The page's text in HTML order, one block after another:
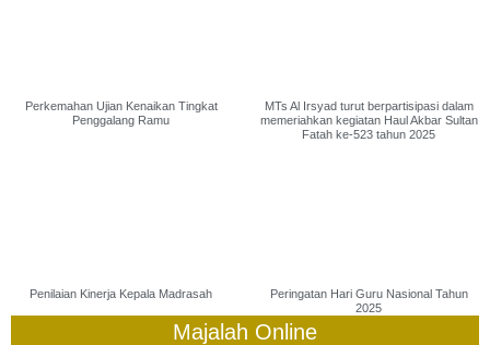
Perkemahan Ujian Kenaikan Tingkat
Penggalang Ramu
MTs Al Irsyad turut berpartisipasi dalam
memeriahkan kegiatan Haul Akbar Sultan
Fatah ke-523 tahun 2025
Penilaian Kinerja Kepala Madrasah
Peringatan Hari Guru Nasional Tahun
2025
Majalah Online